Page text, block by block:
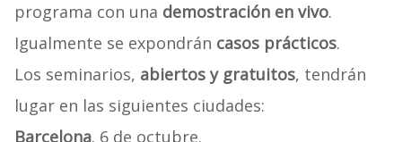
programa con una demostración en vivo.
Igualmente se expondrán casos prácticos.
Los seminarios, abiertos y gratuitos, tendrán
lugar en las siguientes ciudades:
Barcelona. 6 de octubre.